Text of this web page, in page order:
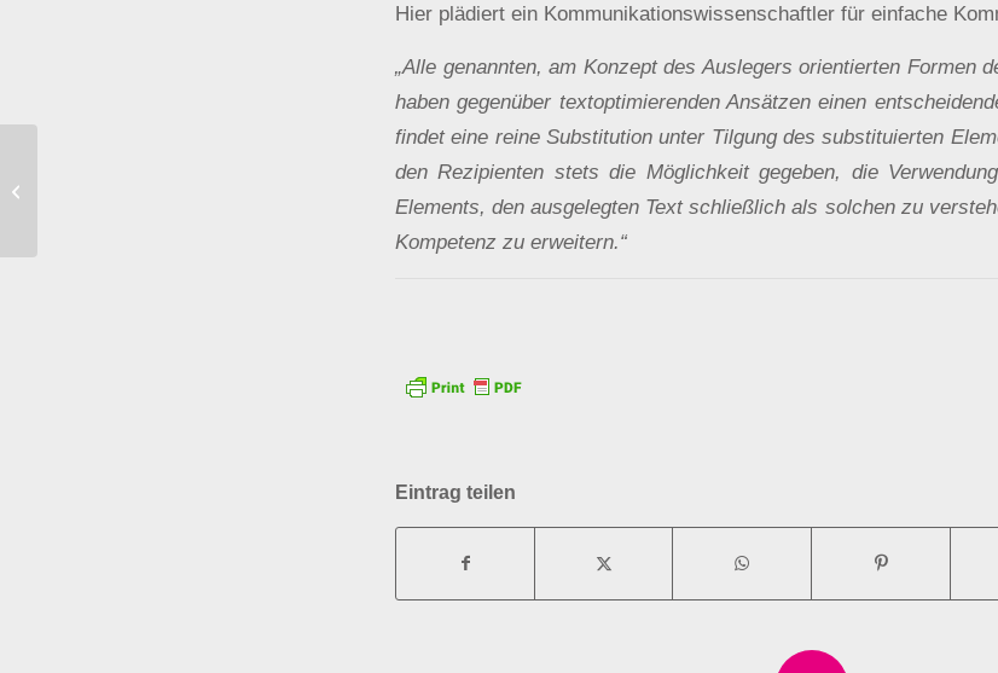
Hier plädiert ein Kommunikationswissenschaftler für einfache
„Alle genannten, am Konzept des Auslegers orientierten Formen
haben gegenüber textoptimierenden Ansätzen einen
findet eine reine Substitution unter Tilgung des substituierten
den Rezipienten stets die Möglichkeit gegeben, die
Elements, den ausgelegten Text schließlich als solchen zu
Kompetenz zu erweitern.“
Eintrag teilen